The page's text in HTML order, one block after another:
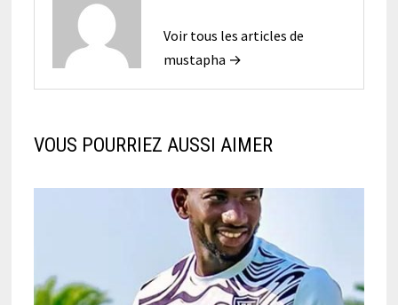
Voir tous les articles de
mustapha →
VOUS POURRIEZ AUSSI AIMER